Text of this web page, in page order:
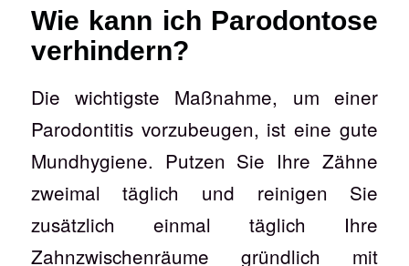
Wie kann ich Parodontose
verhindern?
Die wichtigste Maßnahme, um einer
Parodontitis vorzubeugen, ist eine gute
Mundhygiene. Putzen Sie Ihre Zähne
zweimal täglich und reinigen Sie
zusätzlich einmal täglich Ihre
Zahnzwischenräume gründlich mit